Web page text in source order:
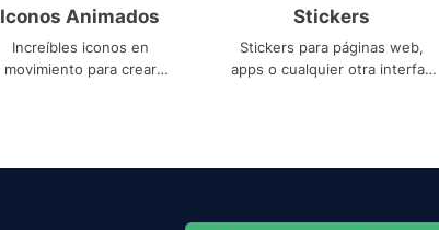
Iconos Animados
Increíbles iconos en
movimiento para crear
Stickers
Stickers para páginas web,
apps o cualquier otra interfaz